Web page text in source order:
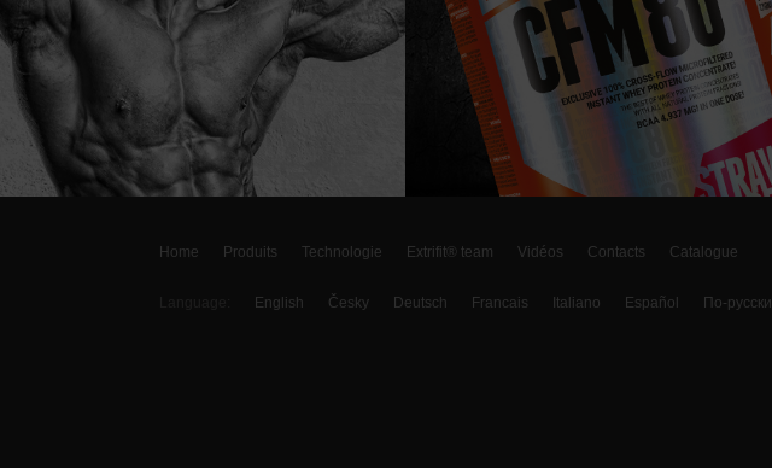
Home Produits Technologie Extrifit® team Vidéos Contacts Catalogue
English Česky Deutsch Francais Italiano Español По-русски